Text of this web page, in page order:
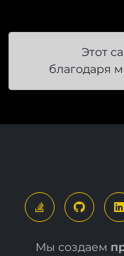
Этот
благодаря
Мы создаем